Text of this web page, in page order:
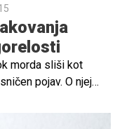
morda sliši kot
pojav. O njej
pritiska in